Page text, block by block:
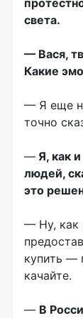
света.
— Вася,
Какие
— Я еще
точно
— Я, как
людей,
это
— Ну, как
купить —
качайте.
— В